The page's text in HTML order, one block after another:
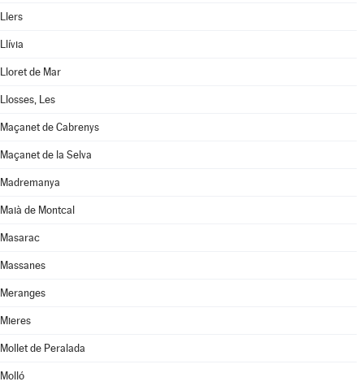
Llers
Llívia
Lloret de Mar
Llosses, Les
Maçanet de Cabrenys
Maçanet de la Selva
Madremanya
Maià de Montcal
Masarac
Massanes
Meranges
Mieres
Mollet de Peralada
Molló